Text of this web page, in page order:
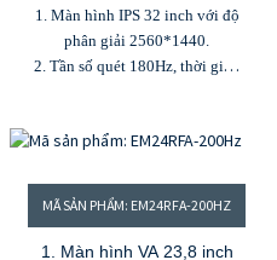
1. Màn hình IPS 32 inch với độ
phân giải 2560*1440.
2. Tần số quét 180Hz, thời gian
sáng 300cd/m²
MÃ SẢN PHẨM: EM24RFA-200HZ
1. Màn hình VA 23,8 inch